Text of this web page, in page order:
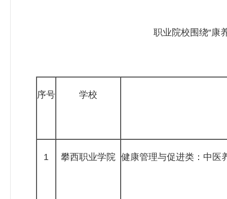
职业院校围绕“康
序号 学校
1 攀西职业学院 健康管理与促进类：中医